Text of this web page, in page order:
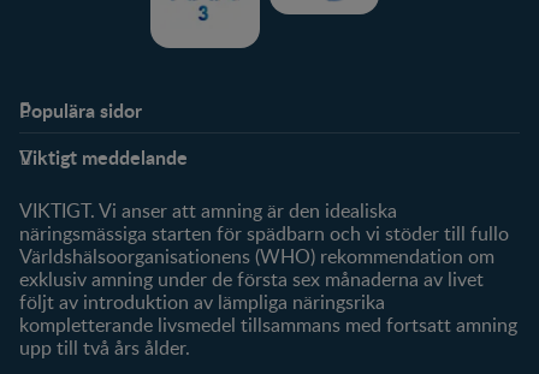
Populära sidor
FAQ
Om oss
Fråga våra experter
Klubbförmåner
Mitt konto
Produkter
Våra varumärken
Viktigt meddelande
VIKTIGT. Vi anser att amning är den idealiska
näringsmässiga starten för spädbarn och vi stöder till fullo
Världshälsoorganisationens (WHO) rekommendation om
exklusiv amning under de första sex månaderna av livet
följt av introduktion av lämpliga näringsrika
kompletterande livsmedel tillsammans med fortsatt amning
upp till två års ålder.